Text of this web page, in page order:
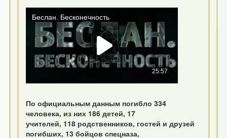
По официальным данным погибло 334
человека, из них 186 детей, 17
учителей, 118 родственников, гостей и друзей
погибших, 13 бойцов спецназа,